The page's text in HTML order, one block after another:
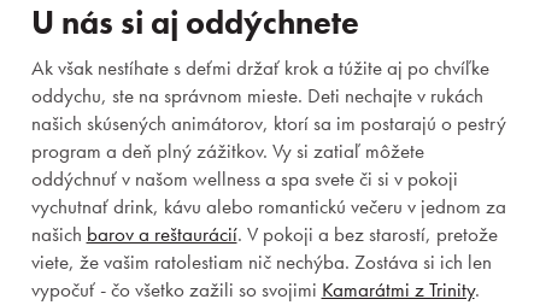
U nás si aj oddýchnete
Ak však nestíhate s deťmi držať krok a túžite aj po chvíľke
oddychu, ste na správnom mieste. Deti nechajte v rukách
našich skúsených animátorov, ktorí sa im postarajú o pestrý
program a deň plný zážitkov. Vy si zatiaľ môžete
oddýchnuť v našom wellness a spa svete či si v pokoji
vychutnať drink, kávu alebo romantickú večeru v jednom za
našich barov a reštaurácií. V pokoji a bez starostí, pretože
viete, že vašim ratolestiam nič nechýba. Zostáva si ich len
vypočuť - čo všetko zažili so svojimi Kamarátmi z Trinity.